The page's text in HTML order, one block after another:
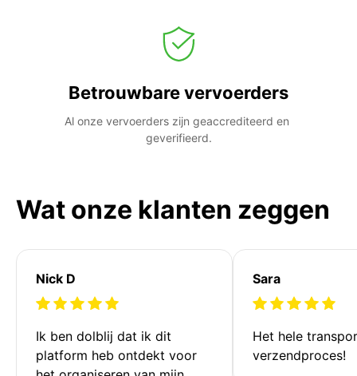
Betrouwbare vervoerders
Al onze vervoerders zijn geaccrediteerd en
geverifieerd.
Wat onze klanten zeggen
Nick D
Ik ben dolblij dat ik dit
platform heb ontdekt voor
Sara
Het hele
verzendproces!